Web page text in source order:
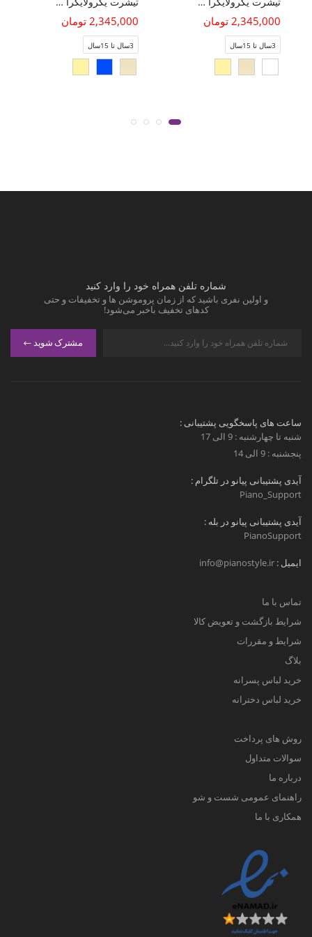
2,345,000 تومان
3سال تا 15سال
2,345,000 تومان
3سال تا 15سال
شماره تلفن همراه خود را وارد کنید
و اولین نفری باشید که از زمان پروموشن ها و تخفیفات و حتی
کدهای تخفیف باخبر می‌شود!
مشترک شوید
ساعت های پاسخگویی پشتیبانی :
شنبه تا چهارشنبه : 9 الی 17
پنجشنبه : 9 الی 14
آیدی پشتیبانی پیانو در تلگرام :
Piano_Support
آیدی پشتیبانی پیانو در بله :
PianoSupport
ایمیل : info@pianostyle.ir
تماس با ما
شرایط بازگشت و تعویض کالا
شرایط و مقررات
بلاگ
خرید لباس پسرانه
خرید لباس دخترانه
روش های پرداخت
سوالات متداول
درباره ما
راهنمای عمومی شست و شو
همکاری با ما